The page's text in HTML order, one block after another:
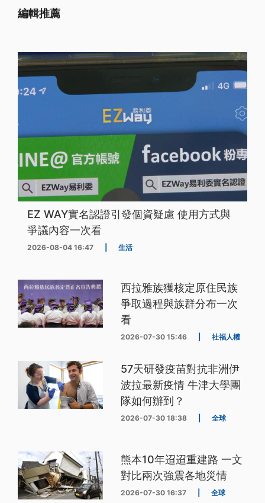
編輯推薦
EZ WAY實名認證引發個資疑慮 使用方式與
爭議內容一次看
2026-08-04 16:47 生活
西拉雅族獲核定原住民族
爭取過程與族群分布一次
看
2026-07-30 15:46 社福人權
57天研發疫苗對抗非洲伊
波拉最新疫情 牛津大學團
隊如何辦到？
2026-07-30 18:38 全球
熊本10年迢迢重建路 一文
對比兩次強震各地災情
2026-07-30 16:37 全球